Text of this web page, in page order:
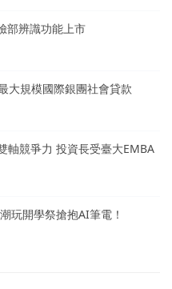
部辨識功能上市
大規模國際銀團社會貸款
軸競爭力 投資長受臺大EMBA
玩開學祭搶抱AI筆電！